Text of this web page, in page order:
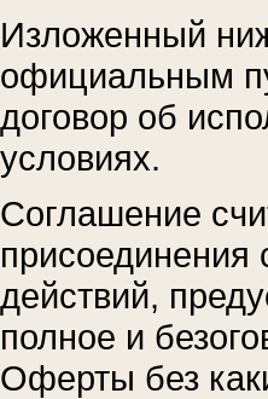
Изложенный
официальным
договор об
условиях.
Соглашение
действий,
полное и
Оферты без